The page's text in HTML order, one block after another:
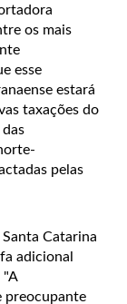
os mais
esse
estará
taxações do
pelas
Catarina
adicional
"A
preocupante